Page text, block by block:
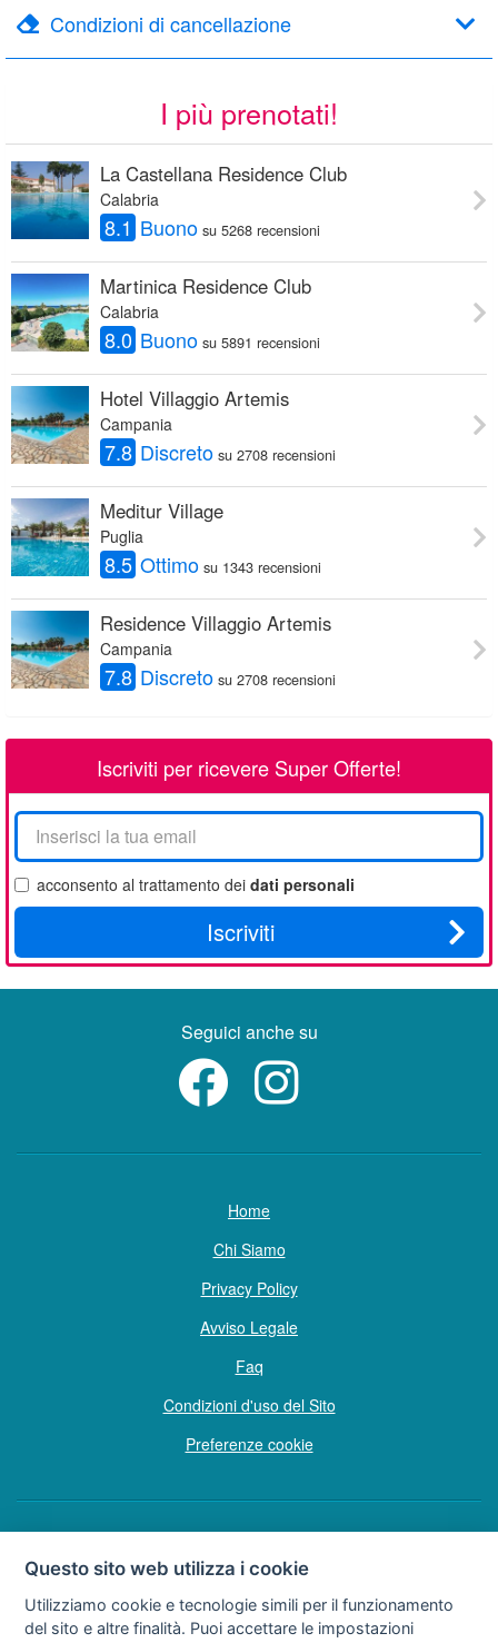
Condizioni di cancellazione
I più prenotati!
La Castellana Residence Club
Calabria
8.1 Buono su 5268 recensioni
Martinica Residence Club
Calabria
8.0 Buono su 5891 recensioni
Hotel Villaggio Artemis
Campania
7.8 Discreto su 2708 recensioni
Meditur Village
Puglia
8.5 Ottimo su 1343 recensioni
Residence Villaggio Artemis
Campania
7.8 Discreto su 2708 recensioni
Iscriviti per ricevere Super Offerte!
La
tua
email
acconsento al trattamento dei dati personali
Iscriviti
Seguici anche su
Home
Chi Siamo
Privacy Policy
Avviso Legale
Faq
Condizioni d'uso del Sito
Preferenze cookie
Copyright © Tutti i diritti sono riservati
Soggetto sottoposto a direzione e coordinamento della F.lli Dionisi S.r.L.
Questo sito web utilizza i cookie
Utilizziamo cookie e tecnologie simili per il funzionamento
del sito e altre finalità. Puoi accettare le impostazioni